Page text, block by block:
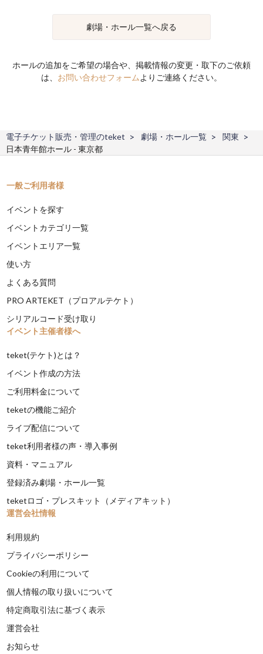
劇場・ホール一覧へ戻る
ホールの追加をご希望の場合や、掲載情報の変更・取下のご依頼
は、 お問い合わせフォーム よりご連絡ください。
電子チケット販売・管理のteket 劇場・ホール一覧
関東
日本青年館ホール - 東京都
一般ご利用者様
イベントを探す
イベントカテゴリ一覧
イベントエリア一覧
使い方
よくある質問
PRO ARTEKET（プロアルテケト）
シリアルコード受け取り
イベント主催者様へ
teket(テケト)とは？
イベント作成の方法
ご利用料金について
teketの機能ご紹介
ライブ配信について
teket利用者様の声・導入事例
資料・マニュアル
登録済み劇場・ホール一覧
teketロゴ・プレスキット（メディアキット）
運営会社情報
利用規約
プライバシーポリシー
Cookieの利用について
個人情報の取り扱いについて
特定商取引法に基づく表示
運営会社
お知らせ